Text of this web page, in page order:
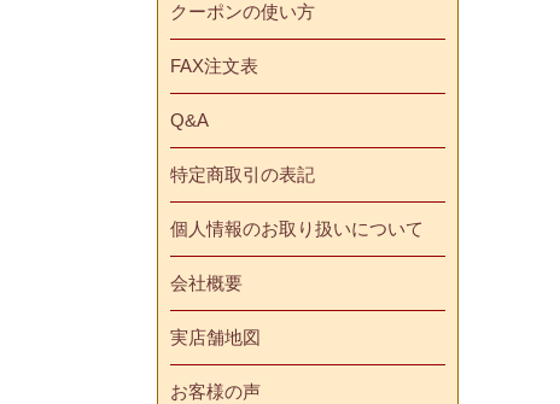
クーポンの使い方
FAX注文表
Q&A
特定商取引の表記
個人情報のお取り扱いについて
会社概要
実店舗地図
お客様の声